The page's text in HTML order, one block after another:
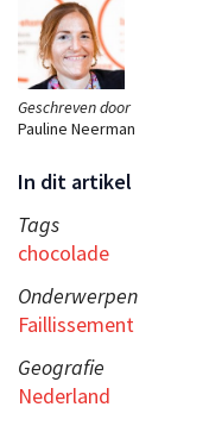
Geschreven door
Pauline Neerman
In dit artikel
Tags
chocolade
Onderwerpen
Faillissement
Geografie
Nederland